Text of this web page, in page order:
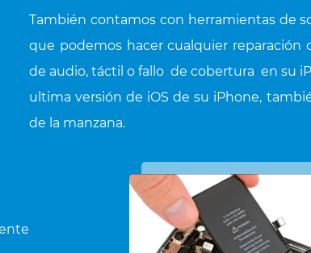
También contamos con herramientas de
que podemos hacer cualquier reparación
de audio, táctil o fallo de cobertura en su
ultima versión de iOS de su iPhone,
de la manzana.